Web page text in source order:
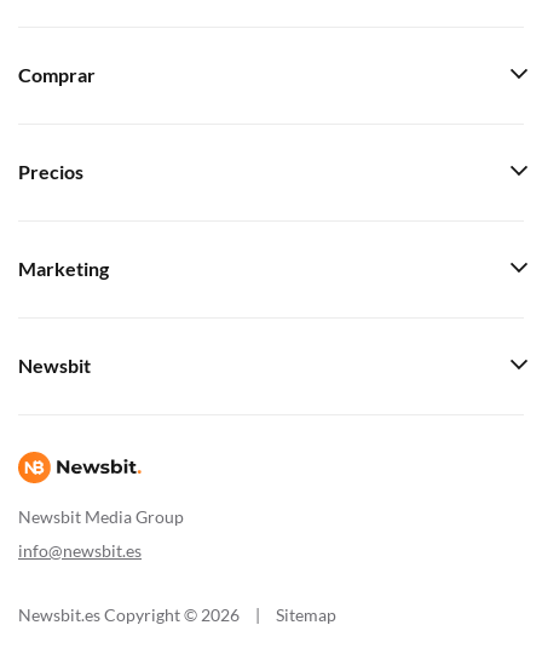
Newsbit Media Group
info@newsbit.es
Comprar
Precios
Marketing
Newsbit
Newsbit.es Copyright © 2026 | Sitemap